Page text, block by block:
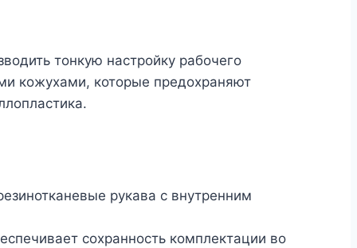
тонкую настройку рабочего
кожухами, которые предохраняют
рукава с внутренним
сохранность комплектации во